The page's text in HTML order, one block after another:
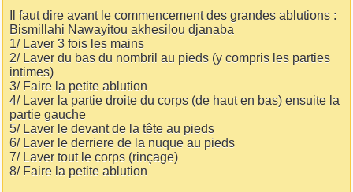
Il faut dire avant le commencement des grandes ablutions :
Bismillahi Nawayitou akhesilou djanaba
1/ Laver 3 fois les mains
2/ Laver du bas du nombril au pieds (y compris les parties
intimes)
3/ Faire la petite ablution
4/ Laver la partie droite du corps (de haut en bas) ensuite la
partie gauche
5/ Laver le devant de la tête au pieds
6/ Laver le derriere de la nuque au pieds
7/ Laver tout le corps (rinçage)
8/ Faire la petite ablution